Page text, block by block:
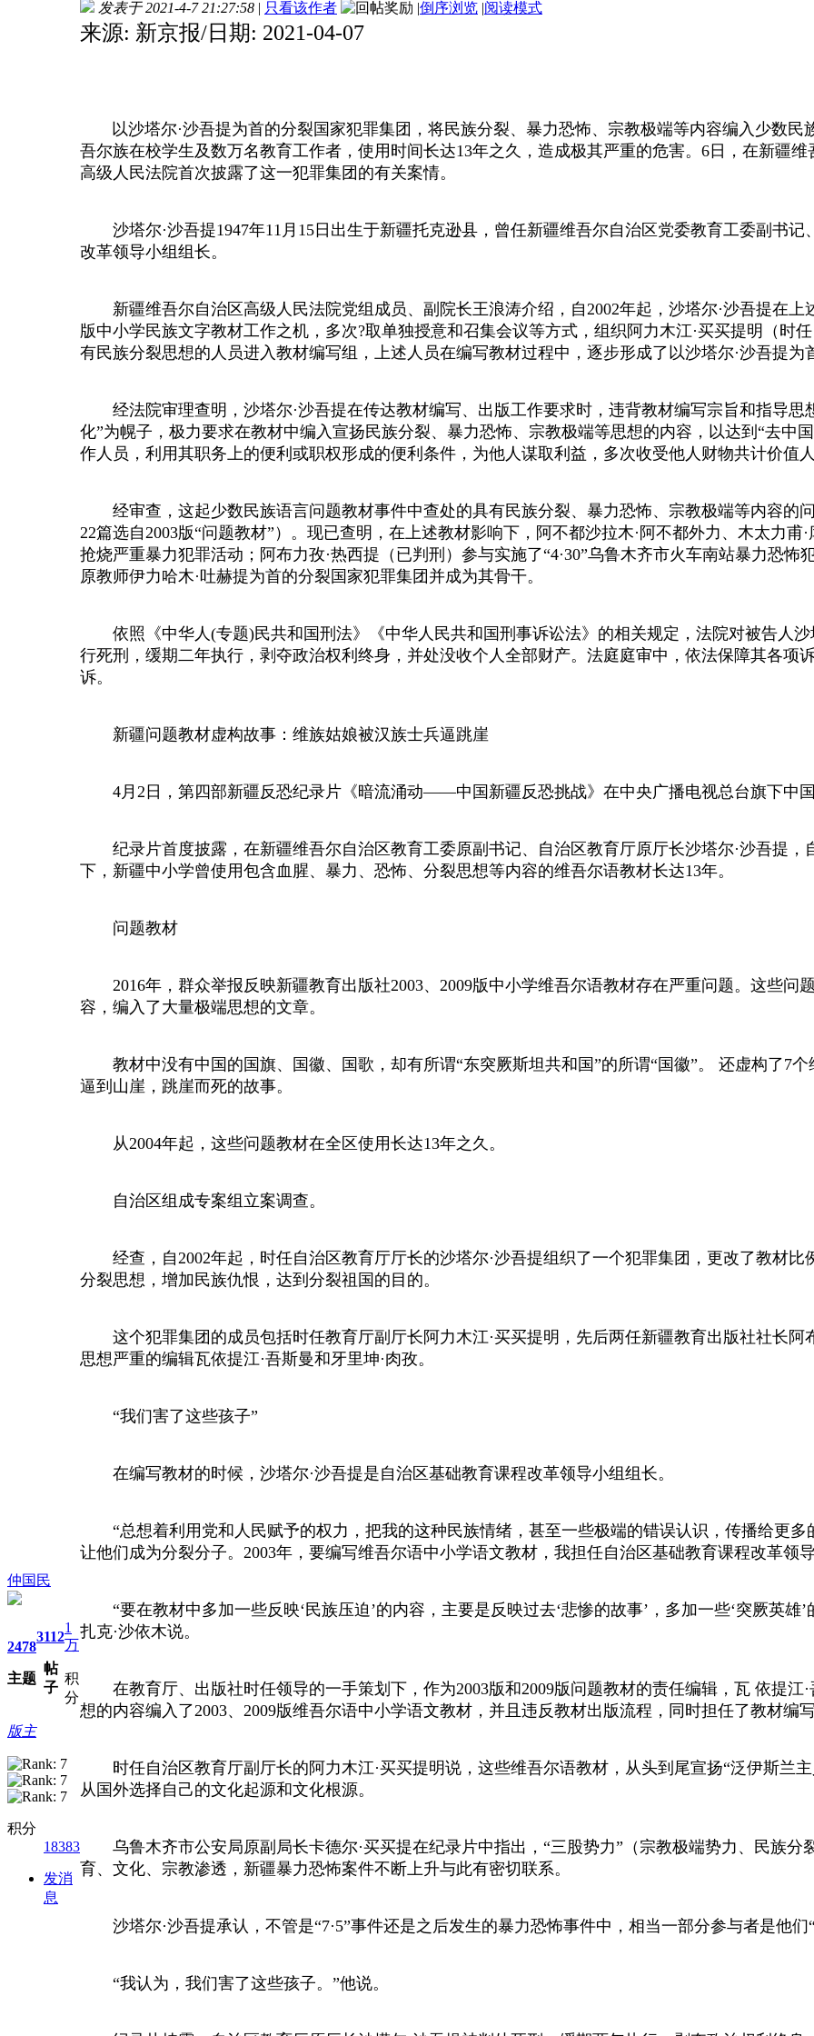
仲国民
2478
主题
3112
帖
子
1
万
积
分
版主
积分
18383
发消
息
发表于 2021-4-7 21:27:58 | 只看该作者 |倒序浏览 |阅读模式
来源: 新京报/日期: 2021-04-07
以沙塔尔·沙吾提为首的分裂国家犯罪集团，将民族分裂、暴力恐怖、宗教极端等内容编入少数民
吾尔族在校学生及数万名教育工作者，使用时间长达13年之久，造成极其严重的危害。6日，在新疆
高级人民法院首次披露了这一犯罪集团的有关案情。
沙塔尔·沙吾提1947年11月15日出生于新疆托克逊县，曾任新疆维吾尔自治区党委教育工委副书记
改革领导小组组长。
新疆维吾尔自治区高级人民法院党组成员、副院长王浪涛介绍，自2002年起，沙塔尔·沙吾提在上
版中小学民族文字教材工作之机，多次?取单独授意和召集会议等方式，组织阿力木江·买买提明（时
有民族分裂思想的人员进入教材编写组，上述人员在编写教材过程中，逐步形成了以沙塔尔·沙吾提为
经法院审理查明，沙塔尔·沙吾提在传达教材编写、出版工作要求时，违背教材编写宗旨和指导思
化”为幌子，极力要求在教材中编入宣扬民族分裂、暴力恐怖、宗教极端等思想的内容，以达到“去中
作人员，利用其职务上的便利或职权形成的便利条件，为他人谋取利益，多次收受他人财物共计价值
经审查，这起少数民族语言问题教材事件中查处的具有民族分裂、暴力恐怖、宗教极端等内容的问
22篇选自2003版“问题教材”）。现已查明，在上述教材影响下，阿不都沙拉木·阿不都外力、木太力甫
抢烧严重暴力犯罪活动；阿布力孜·热西提（已判刑）参与实施了“4·30”乌鲁木齐市火车南站暴力恐
原教师伊力哈木·吐赫提为首的分裂国家犯罪集团并成为其骨干。
依照《中华人(专题)民共和国刑法》《中华人民共和国刑事诉讼法》的相关规定，法院对被告人沙
行死刑，缓期二年执行，剥夺政治权利终身，并处没收个人全部财产。法庭庭审中，依法保障其各项
诉。
新疆问题教材虚构故事：维族姑娘被汉族士兵逼跳崖
4月2日，第四部新疆反恐纪录片《暗流涌动——中国新疆反恐挑战》在中央广播电视总台旗下中
纪录片首度披露，在新疆维吾尔自治区教育工委原副书记、自治区教育厅原厅长沙塔尔·沙吾提，
下，新疆中小学曾使用包含血腥、暴力、恐怖、分裂思想等内容的维吾尔语教材长达13年。
问题教材
2016年，群众举报反映新疆教育出版社2003、2009版中小学维吾尔语教材存在严重问题。这些问
容，编入了大量极端思想的文章。
教材中没有中国的国旗、国徽、国歌，却有所谓“东突厥斯坦共和国”的所谓“国徽”。 还虚构了7个
逼到山崖，跳崖而死的故事。
从2004年起，这些问题教材在全区使用长达13年之久。
自治区组成专案组立案调查。
经查，自2002年起，时任自治区教育厅厅长的沙塔尔·沙吾提组织了一个犯罪集团，更改了教材比
分裂思想，增加民族仇恨，达到分裂祖国的目的。
这个犯罪集团的成员包括时任教育厅副厅长阿力木江·买买提明，先后两任新疆教育出版社社长阿
思想严重的编辑瓦依提江·吾斯曼和牙里坤·肉孜。
“我们害了这些孩子”
在编写教材的时候，沙塔尔·沙吾提是自治区基础教育课程改革领导小组组长。
“总想着利用党和人民赋予的权力，把我的这种民族情绪，甚至一些极端的错误认识，传播给更多
让他们成为分裂分子。2003年，要编写维吾尔语中小学语文教材，我担任自治区基础教育课程改革领
“要在教材中多加一些反映‘民族压迫’的内容，主要是反映过去‘悲惨的故事’，多加一些‘突厥英雄
扎克·沙依木说。
在教育厅、出版社时任领导的一手策划下，作为2003版和2009版问题教材的责任编辑，瓦 依提江
想的内容编入了2003、2009版维吾尔语中小学语文教材，并且违反教材出版流程，同时担任了教材
时任自治区教育厅副厅长的阿力木江·买买提明说，这些维吾尔语教材，从头到尾宣扬“泛伊斯兰
从国外选择自己的文化起源和文化根源。
乌鲁木齐市公安局原副局长卡德尔·买买提在纪录片中指出，“三股势力”（宗教极端势力、民族分
育、文化、宗教渗透，新疆暴力恐怖案件不断上升与此有密切联系。
沙塔尔·沙吾提承认，不管是“7·5”事件还是之后发生的暴力恐怖事件中，相当一部分参与者是他们
“我认为，我们害了这些孩子。”他说。